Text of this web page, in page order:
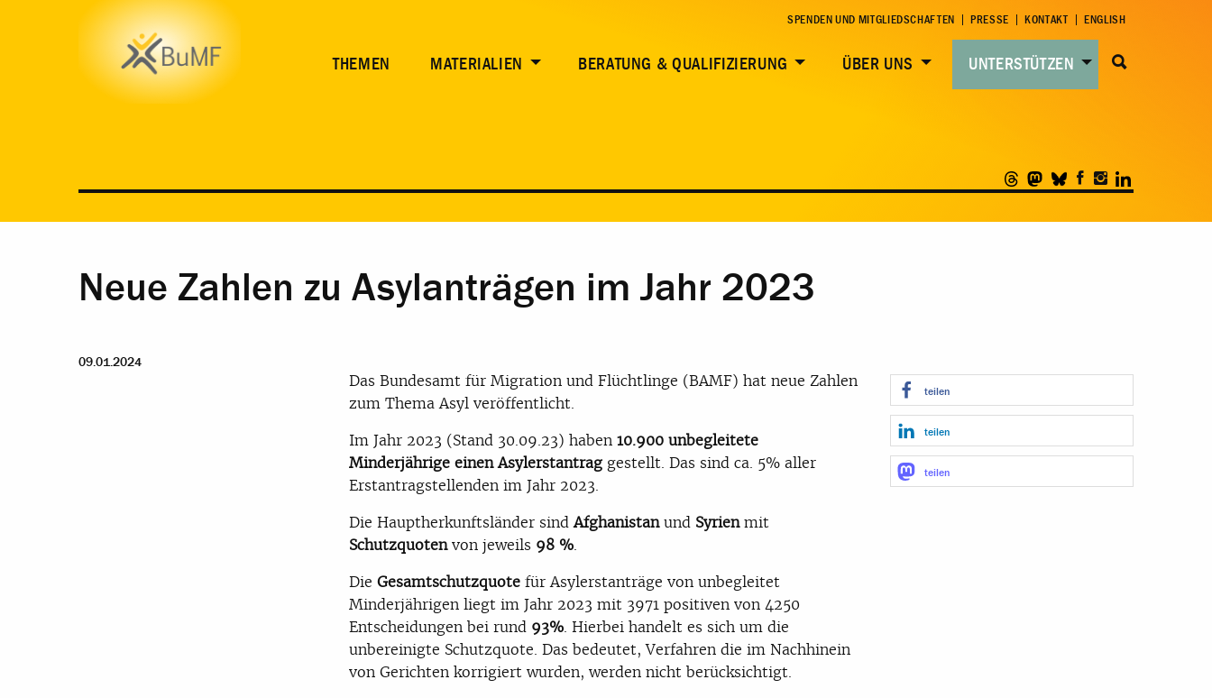
SPENDEN UND MITGLIEDSCHAFTEN PRESSE KONTAKT ENGLISH
THEMEN MATERIALIEN BERATUNG & QUALIFIZIERUNG ÜBER UNS UNTERSTÜTZEN
Neue Zahlen zu Asylanträgen im Jahr 2023
09.01.2024
Das Bundesamt für Migration und Flüchtlinge (BAMF) hat neue Zahlen
zum Thema Asyl veröffentlicht.
Im Jahr 2023 (Stand 30.09.23) haben 10.900 unbegleitete
Minderjährige einen Asylerstantrag gestellt. Das sind ca. 5% aller
Erstantragstellenden im Jahr 2023.
Die Hauptherkunftsländer sindAfghanistanund Syrienmit
Schutzquotenvon jeweils 98 %.
Die Gesamtschutzquote für Asylerstanträge von unbegleitet
Minderjährigen liegt im Jahr 2023 mit 3971 positiven von 4250
Entscheidungen bei rund 93%. Hierbei handelt es sich um die
unbereinigte Schutzquote. Das bedeutet, Verfahren die im Nachhinein
von Gerichten korrigiert wurden, werden nicht berücksichtigt.
teilen
teilen
teilen